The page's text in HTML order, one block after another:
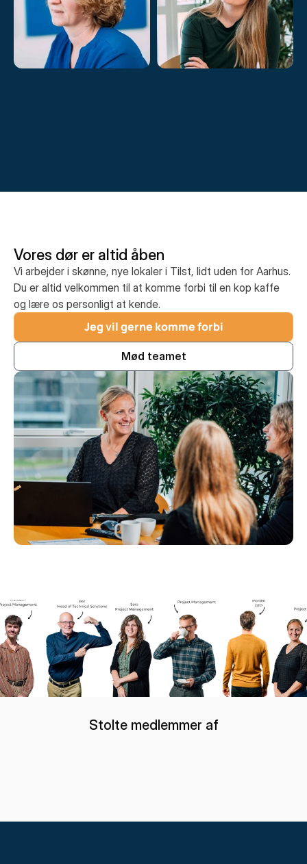
Vores dør er altid åben
Vi arbejder i skønne, nye lokaler i Tilst, lidt uden for Aarhus.
Du er altid velkommen til at komme forbi til en kop kaffe
og lære os personligt at kende.
Jeg vil gerne komme forbi
Mød teamet
Stolte medlemmer af